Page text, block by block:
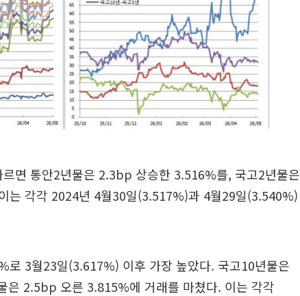
면 통안2년물은 2.3bp 상승한 3.516%를, 국고2년물은
는 각각 2024년 4월30일(3.517%)과 4월29일(3.540%)
3월23일(3.617%) 이후 가장 높았다. 국고10년물은
2.5bp 오른 3.815%에 거래를 마쳤다. 이는 각각